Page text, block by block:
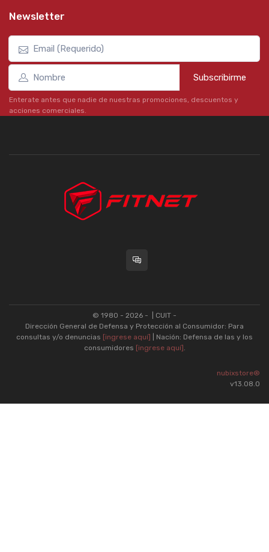
Newsletter
Subscribirme
Enterate antes que nadie de nuestras promociones, descuentos y
acciones comerciales.
© 1980 - 2026 -
| CUIT -
Dirección General de Defensa y Protección al Consumidor: Para
consultas y/o denuncias [ingrese aquí]
| Nación: Defensa de las y los
consumidores [ingrese aquí] .
nubixstore®
v13.08.0